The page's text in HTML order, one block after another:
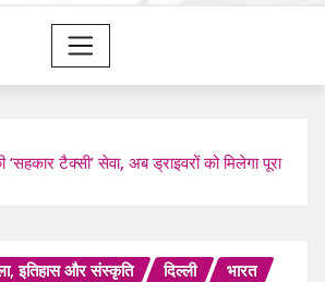
टैक्सी’ सेवा, अब ड्राइवरों को मिलेगा पूरा
इतिहास और संस्कृति दिल्ली
भारत